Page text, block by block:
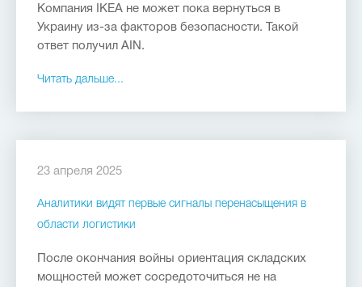
Компания IKEA не может пока вернуться в
Украину из-за факторов безопасности. Такой
ответ получил AIN.
Читать дальше...
23 апреля 2025
Аналитики видят первые сигналы перенасыщения в
области логистики
После окончания войны ориентация складских
мощностей может сосредоточиться не на